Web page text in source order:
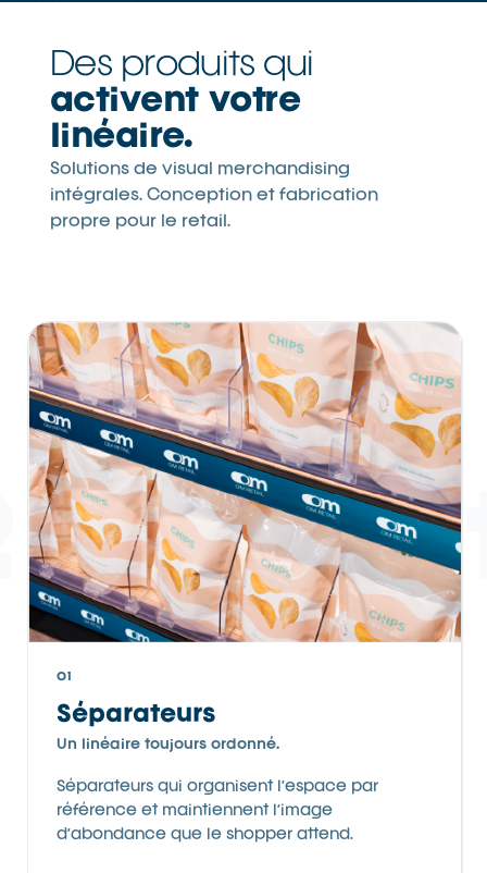
Des produits qui
activent votre
linéaire.
Solutions de visual merchandising
intégrales. Conception et fabrication
propre pour le retail.
01
Séparateurs
Un linéaire toujours ordonné.
Séparateurs qui organisent l’espace par
référence et maintiennent l’image
d’abondance que le shopper attend.